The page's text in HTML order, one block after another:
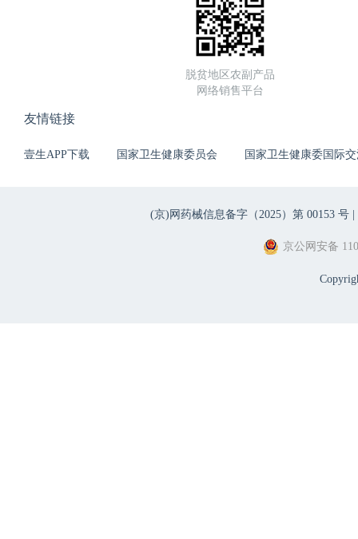
脱贫地区农副产品
网络销售平台
友情链接
壹生APP下载 国家卫生健康委员会 国家卫生健康委国际
(京)网药械信息备字（2025）第 00153 号 |
京公网安备